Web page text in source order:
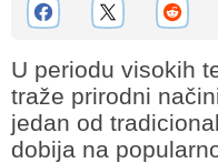
U periodu visokih
traže prirodni
jedan od
dobija na